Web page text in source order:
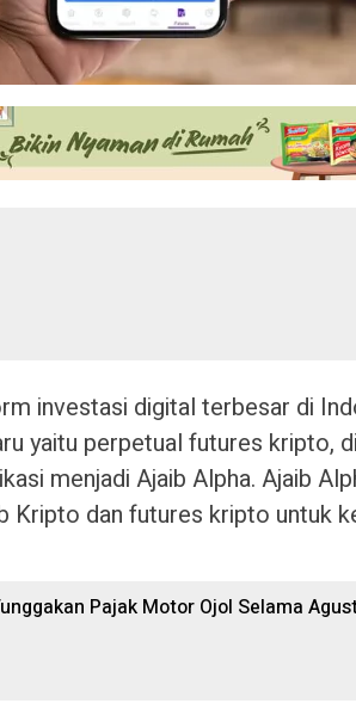
investasi digital terbesar di
yaitu perpetual futures kripto,
menjadi Ajaib Alpha. Ajaib
Kripto dan futures kripto untuk
Pajak Motor Ojol Selama